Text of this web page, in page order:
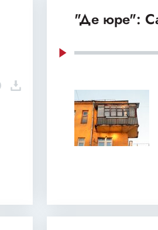
"Де юре":